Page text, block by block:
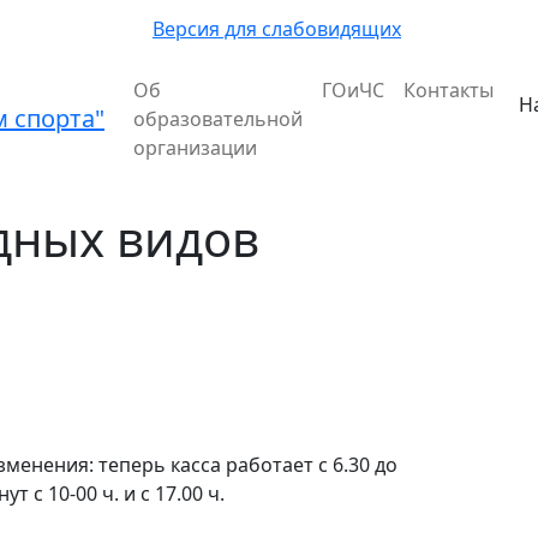
Версия для слабовидящих
Об
образовательной
организации
ГОиЧС Контакты
видов
теперь касса работает с 6.30 до
с 10-00 ч. и с 17.00 ч.